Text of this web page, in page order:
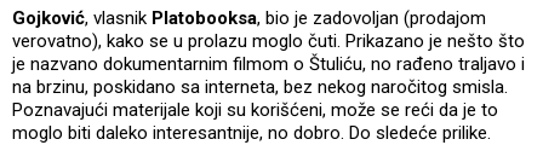
Gojković, vlasnik Platobooksa, bio je zadovoljan (prodajom
verovatno), kako se u prolazu moglo čuti. Prikazano je nešto što
je nazvano dokumentarnim filmom o Štuliću, no rađeno traljavo i
na brzinu, poskidano sa interneta, bez nekog naročitog smisla.
Poznavajući materijale koji su korišćeni, može se reći da je to
moglo biti daleko interesantnije, no dobro. Do sledeće prilike.